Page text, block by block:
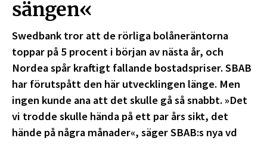
sängen«
Swedbank tror att de rörliga bolåneräntorna
toppar på 5 procent i början av nästa år, och
Nordea spår kraftigt fallande bostadspriser. SBAB
har förutspått den här utvecklingen länge. Men
ingen kunde ana att det skulle gå så snabbt. »Det
vi trodde skulle hända på ett par års sikt, det
hände på några månader«, säger SBAB:s nya vd